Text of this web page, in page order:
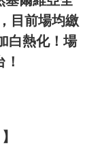
目前場均繳
白熱化！場